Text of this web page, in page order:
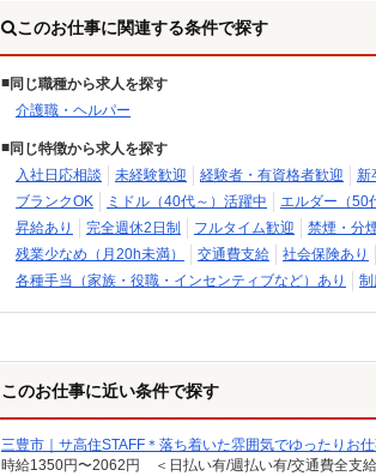
このお仕事に関連する条件で探す
同じ職種から求人を探す
介護職・ヘルパー
同じ特徴から求人を探す
入社日応相談
未経験歓迎 経験者・有資格者歓迎 新
ブランクOK
ミドル（40代～）活躍中 エルダー（50
昇給あり
完全週休2日制 フルタイム歓迎 禁煙・分
残業少なめ（月20h未満）
交通費支給 社会保険あり
各種手当（家族・役職・インセンティブなど）あり
このお仕事に近い条件で探す
三豊市｜サ高住STAFF＊落ち着いた雰囲気でゆったりお仕
時給1350円〜2062円 ＜日払い有/週払い有/交通費全支